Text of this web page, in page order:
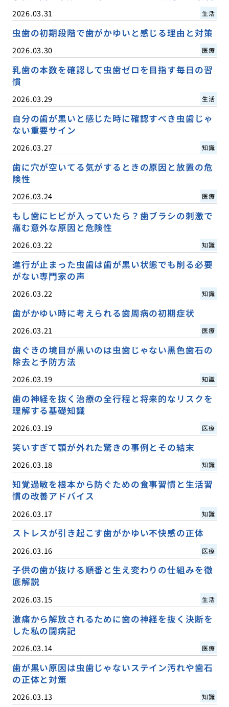
2026.03.31 生活
虫歯の初期段階で歯がかゆいと感じる理由と対策
2026.03.30 医療
乳歯の本数を確認して虫歯ゼロを目指す毎日の習
慣
2026.03.29 生活
自分の歯が黒いと感じた時に確認すべき虫歯じゃ
ない重要サイン
2026.03.27 知識
歯に穴が空いてる気がするときの原因と放置の危
険性
2026.03.24 医療
もし歯にヒビが入っていたら？歯ブラシの刺激で
痛む意外な原因と危険性
2026.03.22 知識
進行が止まった虫歯は歯が黒い状態でも削る必要
がない専門家の声
2026.03.22 知識
歯がかゆい時に考えられる歯周病の初期症状
2026.03.21 医療
歯ぐきの境目が黒いのは虫歯じゃない黒色歯石の
除去と予防方法
2026.03.19 知識
歯の神経を抜く治療の全行程と将来的なリスクを
理解する基礎知識
2026.03.19 医療
笑いすぎて顎が外れた驚きの事例とその結末
2026.03.18 知識
知覚過敏を根本から防ぐための食事習慣と生活習
慣の改善アドバイス
2026.03.17 知識
ストレスが引き起こす歯がかゆい不快感の正体
2026.03.16 医療
子供の歯が抜ける順番と生え変わりの仕組みを徹
底解説
2026.03.15 生活
激痛から解放されるために歯の神経を抜く決断を
した私の闘病記
2026.03.14 医療
歯が黒い原因は虫歯じゃないステイン汚れや歯石
の正体と対策
2026.03.13 知識